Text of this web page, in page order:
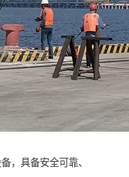
，具备安全可靠、